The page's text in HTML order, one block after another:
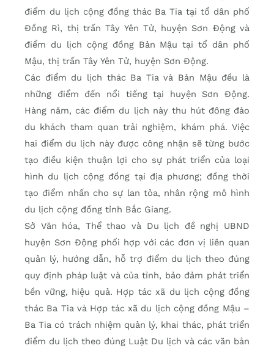
điểm du lịch cộng đồng thác Ba Tia tại tổ dân phố
Đồng Rì, thị trấn Tây Yên Tử, huyện Sơn Động và
điểm du lịch cộng đồng Bản Mậu tại tổ dân phố
Mậu, thị trấn Tây Yên Tử, huyện Sơn Động.
Các điểm du lịch thác Ba Tia và Bản Mậu đều là
những điểm đến nổi tiếng tại huyện Sơn Động.
Hàng năm, các điểm du lịch này thu hút đông đảo
du khách tham quan trải nghiệm, khám phá. Việc
hai điểm du lịch này được công nhận sẽ từng bước
tạo điều kiện thuận lợi cho sự phát triển của loại
hình du lịch cộng đồng tại địa phương; đồng thời
tạo điểm nhấn cho sự lan tỏa, nhân rộng mô hình
du lịch cộng đồng tỉnh Bắc Giang.
Sở Văn hóa, Thể thao và Du lịch đề nghị UBND
huyện Sơn Động phối hợp với các đơn vị liên quan
quản lý, hướng dẫn, hỗ trợ điểm du lịch theo đúng
quy định pháp luật và của tỉnh, bảo đảm phát triển
bền vững, hiệu quả. Hợp tác xã du lịch cộng đồng
thác Ba Tia và Hợp tác xã du lịch cộng đồng Mậu –
Ba Tia có trách nhiệm quản lý, khai thác, phát triển
điểm du lịch theo đúng Luật Du lịch và các văn bản